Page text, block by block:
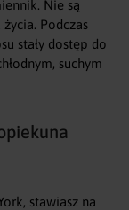
Nie są
Podczas
stały dostęp do
suchym
stawiasz na